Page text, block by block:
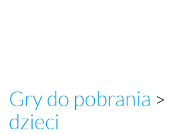
Gry do pobrania >
dzieci